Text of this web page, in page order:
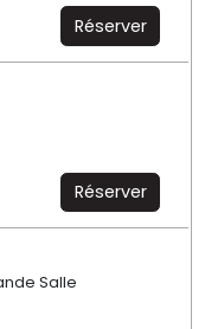
Réserver
Réserver
Salle